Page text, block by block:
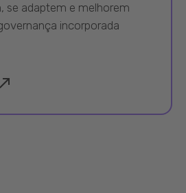
se adaptem e melhorem
incorporada